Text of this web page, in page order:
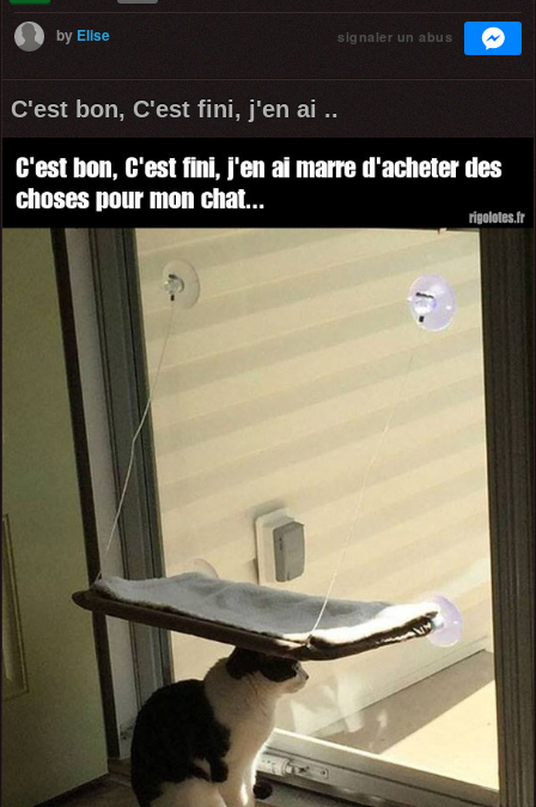
by Elise signaler un abus
C'est bon, C'est fini, j'en ai ..